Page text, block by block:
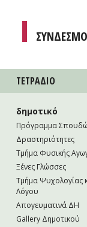
ΤΕΤΡAΔΙΟ
δημοτικό
Πρόγραμμα
Δραστηριότητες
Τμήμα Φυσικής
Ξένες Γλώσσες
Τμήμα Ψυχολογίας
Λόγου
Απογευματινά ΔΗ
Gallery Δημοτικού